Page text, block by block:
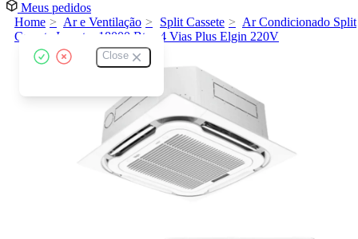
Meus pedidos
Close
Home Ar e Ventilação Split Cassete
Ar Condicionado Split
Cassete Inverter 18000 Btus 4 Vias Plus Elgin 220V